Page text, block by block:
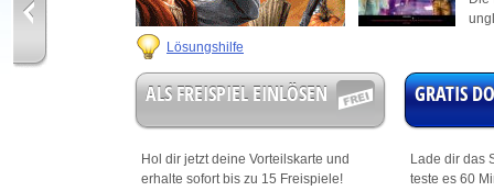
Lösungshilfe
ALS FREISPIEL EINLÖSEN
Hol dir jetzt deine Vorteilskarte und
erhalte sofort bis zu 15 Freispiele!
GRATIS
Lade dir das
teste es 60